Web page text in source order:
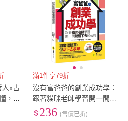
人x古
，面
滿1件享79折
沒有富爸爸的創業成功學：
跟著貓咪老師學習開一間能
活下去的公司
236 (售價已折)